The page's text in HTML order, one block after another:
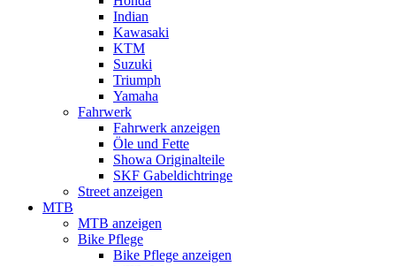
Indian
Kawasaki
KTM
Suzuki
Triumph
Yamaha
Fahrwerk
Fahrwerk anzeigen
Öle und Fette
Showa Originalteile
SKF Gabeldichtringe
Street anzeigen
MTB
MTB anzeigen
Bike Pflege
Bike Pflege anzeigen